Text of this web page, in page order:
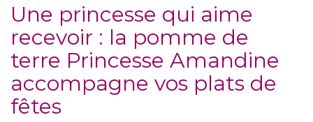
Une princesse qui aime
recevoir : la pomme de
terre Princesse Amandine
accompagne vos plats de
fêtes